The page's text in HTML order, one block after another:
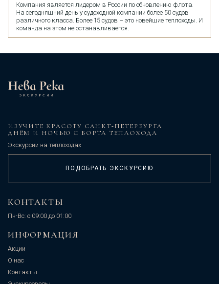
Компания является лидером в России по обновлению флота.
На сегодняшний день у судоходной компании более 50 судов
различного класса. Более 15 судов – это новейшие теплоходы. И
команда на этом не останавливается.
ИЗУЧИТЕ КРАСОТУ САНКТ‑ПЕТЕРБУРГА
ДНЁМ И НОЧЬЮ С БОРТА ТЕПЛОХОДА
Экскурсии на теплоходах
ПОДОБРАТЬ ЭКСКУРСИЮ
КОНТАКТЫ
Пн-Вс: с 09:00 до 01:00
ИНФОРМАЦИЯ
Акции
О нас
Контакты